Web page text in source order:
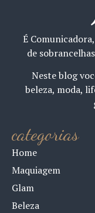
É
de
Neste blog
beleza, moda,
categorias
Home
Maquiagem
Glam
Beleza